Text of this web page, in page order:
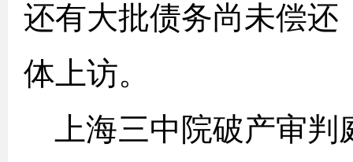
还有大批债务尚未偿还
体上访。
上海三中院破产审判